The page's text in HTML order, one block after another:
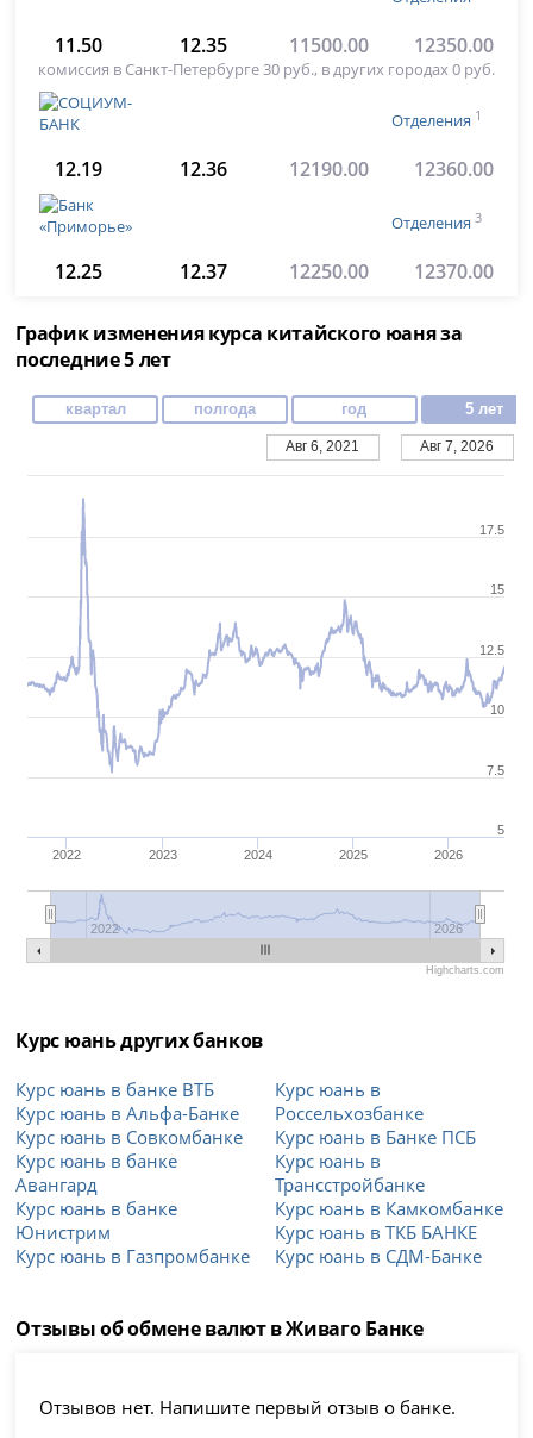
11.50 12.35 11500.00 12350.00
комиссия в Санкт-Петербурге 30 руб., в других городах 0 руб.
Отделения 1
12.19 12.36 12190.00 12360.00
Отделения 3
12.25 12.37 12250.00 12370.00
График изменения курса китайского юаня за
последние 5 лет
2022 2023 2024 2025 2026
2022 2026
10
5
7.5
12.5
15
17.5
квартал полгода год 5 лет
Авг 6, 2021 Авг 7, 2026
Highcharts.com
Курс юань других банков
Курс юань в банке ВТБ
Курс юань в Альфа-Банке
Курс юань в Совкомбанке
Курс юань в банке
Авангард
Курс юань в банке
Юнистрим
Курс юань в Газпромбанке
Курс юань в
Россельхозбанке
Курс юань в Банке ПСБ
Курс юань в
Трансстройбанке
Курс юань в Камкомбанке
Курс юань в ТКБ БАНКЕ
Курс юань в СДМ-Банке
Отзывы об обмене валют в Живаго Банке
Отзывов нет. Напишите первый отзыв о банке.